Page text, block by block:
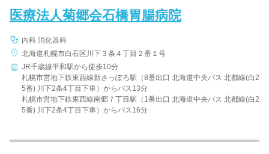
医療法人菊郷会石橋胃腸病院
内科 消化器科
北海道札幌市白石区川下３条４丁目２番１号
JR千歳線平和駅から徒歩10分
札幌市営地下鉄東西線新さっぽろ駅（8番出口 北海道中央バス 北都線(白2
5番) 川下2条4丁目下車）からバス13分
札幌市営地下鉄東西線南郷７丁目駅（1番出口 北海道中央バス 北都線(白2
5番) 川下2条4丁目下車）からバス16分